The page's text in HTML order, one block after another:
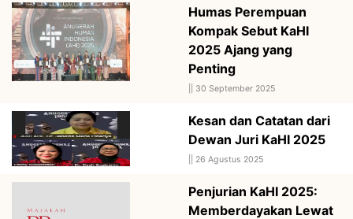
Humas Perempuan
Kompak Sebut KaHI
2025 Ajang yang
Penting
30 September 2025
Kesan dan Catatan dari
Dewan Juri KaHI 2025
26 Agustus 2025
Penjurian KaHI 2025:
Memberdayakan Lewat